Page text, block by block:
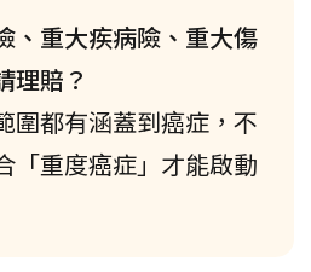
、重大疾病險、重大傷
理賠？
圍都有涵蓋到癌症，不
「重度癌症」才能啟動